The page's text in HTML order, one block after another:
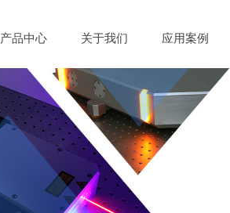
产品中心 关于我们 应用案例